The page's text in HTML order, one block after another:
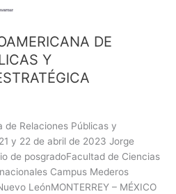
DE
Y
de Relaciones Públicas y
y 22 de abril de 2023 Jorge
de posgradoFacultad de Ciencias
Campus Mederos
LeónMONTERREY – MÉXICO